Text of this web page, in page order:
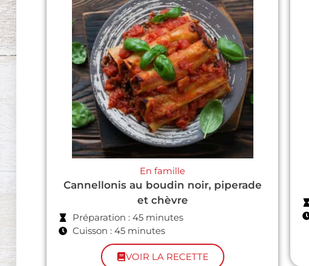
En famille
Cannellonis au boudin noir, piperade
et chèvre
Préparation : 45 minutes
Cuisson : 45 minutes
VOIR LA RECETTE